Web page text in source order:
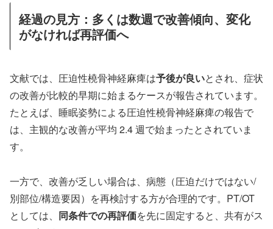
経過の見方：多くは数週で改善傾向、変化
がなければ再評価へ
文献では、圧迫性橈骨神経麻痺は予後が良いとされ、症状
の改善が比較的早期に始まるケースが報告されています。
たとえば、睡眠姿勢による圧迫性橈骨神経麻痺の報告で
は、主観的な改善が平均 2.4 週で始まったとされていま
す。
一方で、改善が乏しい場合は、病態（圧迫だけではない/
別部位/構造要因）を再検討する方が合理的です。PT/OT
としては、 同条件での再評価を先に固定すると、共有がス